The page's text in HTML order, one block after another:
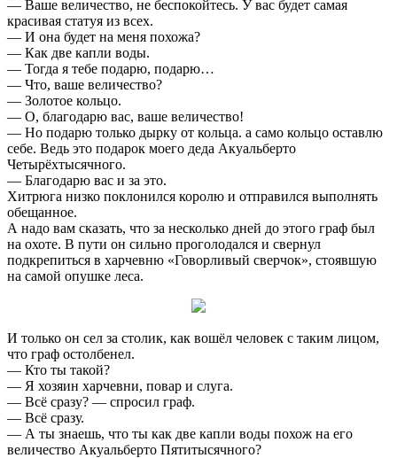
— Ваше величество, не беспокойтесь. У вас будет самая
красивая статуя из всех.
— И она будет на меня похожа?
— Как две капли воды.
— Тогда я тебе подарю, подарю…
— Что, ваше величество?
— Золотое кольцо.
— О, благодарю вас, ваше величество!
— Но подарю только дырку от кольца. а само кольцо оставлю
себе. Ведь это подарок моего деда Акуальберто
Четырёхтысячного.
— Благодарю вас и за это.
Хитрюга низко поклонился королю и отправился выполнять
обещанное.
А надо вам сказать, что за несколько дней до этого граф был
на охоте. В пути он сильно проголодался и свернул
подкрепиться в харчевню «Говорливый сверчок», стоявшую
на самой опушке леса.
И только он сел за столик, как вошёл человек с таким лицом,
что граф остолбенел.
— Кто ты такой?
— Я хозяин харчевни, повар и слуга.
— Всё сразу? — спросил граф.
— Всё сразу.
— А ты знаешь, что ты как две капли воды похож на его
величество Акуальберто Пятитысячного?